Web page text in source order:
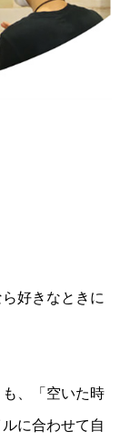
好きなときに
、「空いた時
に合わせて自